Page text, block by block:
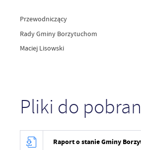
Przewodniczący
Rady Gminy Borzytuchom
Maciej Lisowski
Pliki do
Raport o stanie Gminy